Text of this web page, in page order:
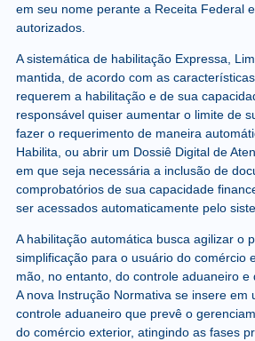
em seu nome perante a Receita Federal
autorizados.
A sistemática de habilitação Expressa,
mantida, de acordo com as
requerem a habilitação e de sua
responsável quiser aumentar o limite de
fazer o requerimento de maneira
Habilita, ou abrir um Dossiê Digital de
em que seja necessária a inclusão de
comprobatórios de sua capacidade
ser acessados automaticamente pelo
A habilitação automática busca agilizar o
simplificação para o usuário do comércio
mão, no entanto, do controle aduaneiro e
A nova Instrução Normativa se insere em
controle aduaneiro que prevê o
do comércio exterior, atingindo as fases